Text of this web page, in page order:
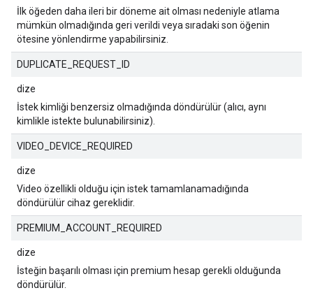
İlk öğeden daha ileri bir döneme ait olması nedeniyle atlama
mümkün olmadığında geri verildi veya sıradaki son öğenin
ötesine yönlendirme yapabilirsiniz.
DUPLICATE_REQUEST_ID
dize
İstek kimliği benzersiz olmadığında döndürülür (alıcı, aynı
kimlikle istekte bulunabilirsiniz).
VIDEO_DEVICE_REQUIRED
dize
Video özellikli olduğu için istek tamamlanamadığında
döndürülür cihaz gereklidir.
PREMIUM_ACCOUNT_REQUIRED
dize
İsteğin başarılı olması için premium hesap gerekli olduğunda
döndürülür.